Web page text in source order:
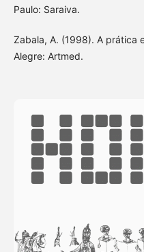
Paulo: Saraiva.
Zabala, A. (1998). A prática
Alegre: Artmed.